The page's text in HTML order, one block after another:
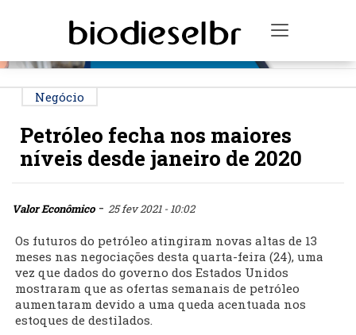
Toggle
Negócio
Petróleo fecha nos maiores
níveis desde janeiro de 2020
Valor Econômico- 25 fev 2021 - 10:02
Os futuros do petróleo atingiram novas altas de 13
meses nas negociações desta quarta-feira (24), uma
vez que dados do governo dos Estados Unidos
mostraram que as ofertas semanais de petróleo
aumentaram devido a uma queda acentuada nos
estoques de destilados.